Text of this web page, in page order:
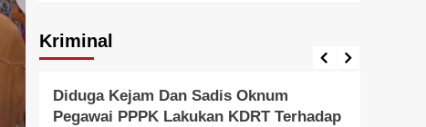
Kriminal
Berita Polisi
Diduga Kejam Dan Sadis Oknum
Pegawai PPPK Lakukan KDRT Terhadap